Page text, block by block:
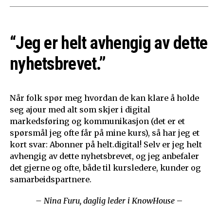
“Jeg er helt avhengig av dette
nyhetsbrevet.”
Når folk spør meg hvordan de kan klare å holde
seg ajour med alt som skjer i digital
markedsføring og kommunikasjon (det er et
spørsmål jeg ofte får på mine kurs), så har jeg et
kort svar: Abonner på helt.digital! Selv er jeg helt
avhengig av dette nyhetsbrevet, og jeg anbefaler
det gjerne og ofte, både til kursledere, kunder og
samarbeidspartnere.
– Nina Furu, daglig leder i KnowHouse –